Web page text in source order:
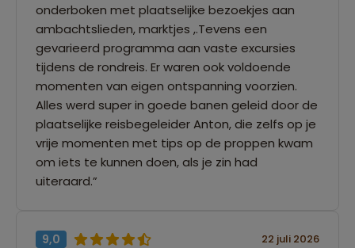
onderboken met plaatselijke bezoekjes aan
ambachtslieden, marktjes ,.Tevens een
gevarieerd programma aan vaste excursies
tijdens de rondreis. Er waren ook voldoende
momenten van eigen ontspanning voorzien.
Alles werd super in goede banen geleid door de
plaatselijke reisbegeleider Anton, die zelfs op je
vrije momenten met tips op de proppen kwam
om iets te kunnen doen, als je zin had
uiteraard.”
9,0 22 juli 2026